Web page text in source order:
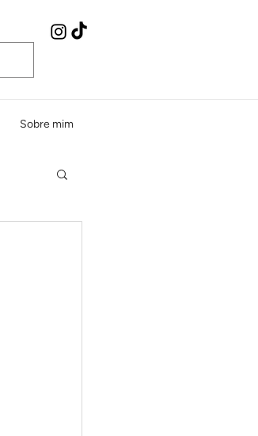
Sobre mim